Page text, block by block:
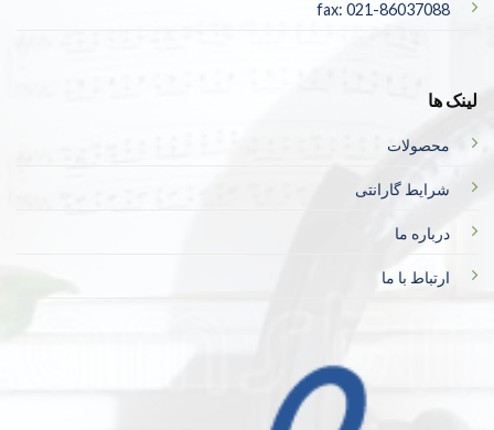
fax: 021-86037088
لینک ها
محصولات
شرایط گارانتی
درباره ما
ارتباط با ما